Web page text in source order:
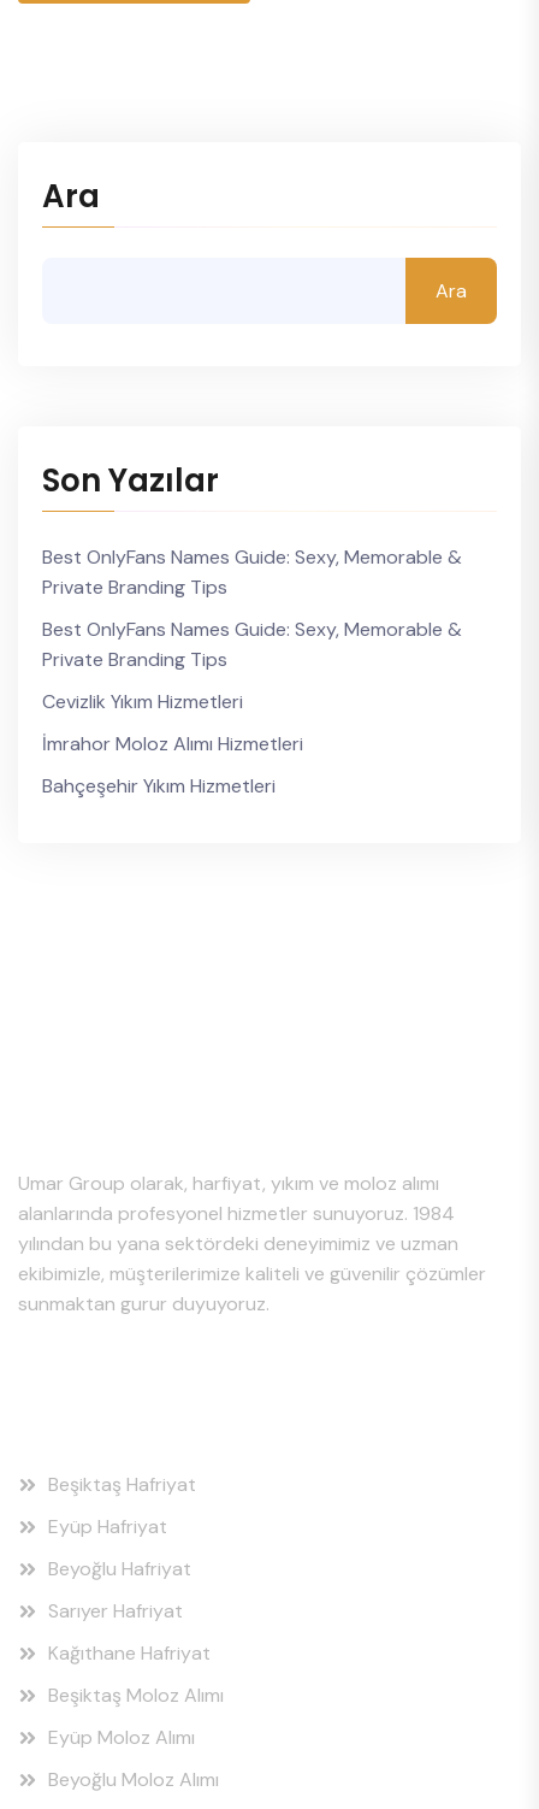
Ara
Ara
Son Yazılar
Best OnlyFans Names Guide: Sexy, Memorable &
Private Branding Tips
Best OnlyFans Names Guide: Sexy, Memorable &
Private Branding Tips
Cevizlik Yıkım Hizmetleri
İmrahor Moloz Alımı Hizmetleri
Bahçeşehir Yıkım Hizmetleri
Umar Group olarak, harfiyat, yıkım ve moloz alımı
alanlarında profesyonel hizmetler sunuyoruz. 1984
yılından bu yana sektördeki deneyimimiz ve uzman
ekibimizle, müşterilerimize kaliteli ve güvenilir çözümler
sunmaktan gurur duyuyoruz.
Beşiktaş Hafriyat
Eyüp Hafriyat
Beyoğlu Hafriyat
Sarıyer Hafriyat
Kağıthane Hafriyat
Beşiktaş Moloz Alımı
Eyüp Moloz Alımı
Beyoğlu Moloz Alımı